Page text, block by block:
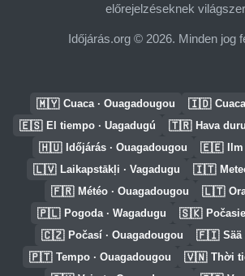
előrejelzéseknek
Időjárás.org © 2026. Minden jog
🇲🇾 Cuaca · Ouagadougou 🇮🇩
🇪🇸 El tiempo · Uagadugú 🇹🇷 Hava
🇭🇺 Időjárás · Ouagadougou 🇪🇪
🇱🇻 Laikapstākļi · Vagadugu 🇮🇹
🇫🇷 Météo · Ouagadougou 🇱🇹
🇵🇱 Pogoda · Wagadugu 🇸🇰
🇨🇿 Počasí · Ouagadougou 🇫🇮 Sää
🇵🇹 Tempo · Ouagadougou 🇻🇳 Thời